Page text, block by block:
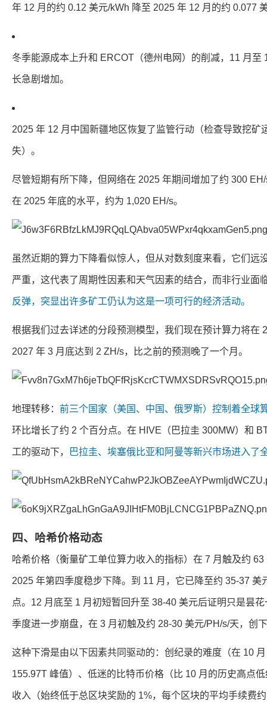
年 12 月的约 0.12 美元/kWh 降至 2025 年 12 月的约 0.077
冬季能源成本上升和 ERCOT（德州电网）的削减，11 月至
长急剧增加。
2025 年 12 月中国新疆地区恢复了监管行动（检查导致挖矿
失）。
尽管短期有所下降，但网络在 2025 年期间增加了约 300
在 2025 年底的水平，约为 1,020 EH/s。
虽然近期的算力下降看似惊人，但从对数刻度来看，它们远
严重，这代表了周期性因素和天气因素的结合，而非行业面
反弹，突显出许多矿工仍认为这是一项可行的经济活动。
根据我们过去详述的分段预测模型，我们现在预计算力将在
2027 年 3 月底达到 2 ZH/s，比之前的预测晚了一个月。
地理转移： 前三个国家（美国、中国、俄罗斯）控制着全球
环比增长了约 2 个百分点。在 HIVE（巴拉圭 300MW）和
工的驱动下， 巴拉圭、埃塞俄比亚和阿曼等新兴市场进入了
四、哈希价格动态
哈希价格（衡量矿工单位算力收入的指标）在 7 月触及约
2025 年第四季度稳步下降。到 11 月，它已降至约 35-37 美
点。12 月底至 1 月初短暂回升至 38-40 美元后证明只是昙
季度进一步崩盘，在 3 月初触及约 28-30 美元/PH/s/天，创
这种下滑是由以下因素共同驱动的：创纪录的难度（在 10
155.97T 峰值）、低迷的比特币价格（比 10 月的历史高点
收入（始终低于总区块奖励的 1%，每个区块的平均手续费